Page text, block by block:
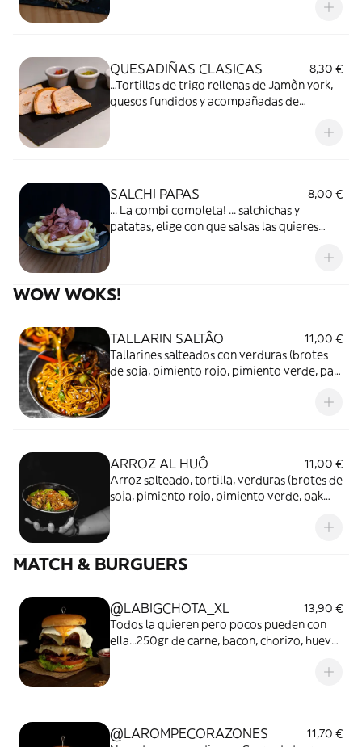
QUESADIÑAS CLASICAS
8,30 €
…Tortillas de trigo rellenas de Jamòn york,
quesos fundidos y acompañadas de
SALCHI PAPAS
8,00 €
... La combi completa! ... salchichas y
patatas, elige con que salsas las quieres
WOW WOKS!
TALLARIN SALTÂO
11,00 €
Tallarines salteados con verduras (brotes
de soja, pimiento rojo, pimiento verde, pak
base de soja, aceite de sèsamo y sirope de
ARROZ AL HUÔ
11,00 €
Arroz salteado, tortilla, verduras (brotes de
soja, pimiento rojo, pimiento verde, pak
base de soja, aceite de sèsamo y sirope de
MATCH & BURGUERS
@LABIGCHOTA_XL
13,90 €
Todos la quieren pero pocos pueden con
ella...250gr de carne, bacon, chorizo, huevo,
@LAROMPECORAZONES
11,70 €